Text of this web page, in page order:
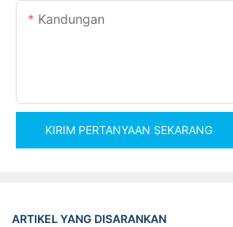
Kandungan
KIRIM PERTANYAAN SEKARANG
ARTIKEL YANG DISARANKAN